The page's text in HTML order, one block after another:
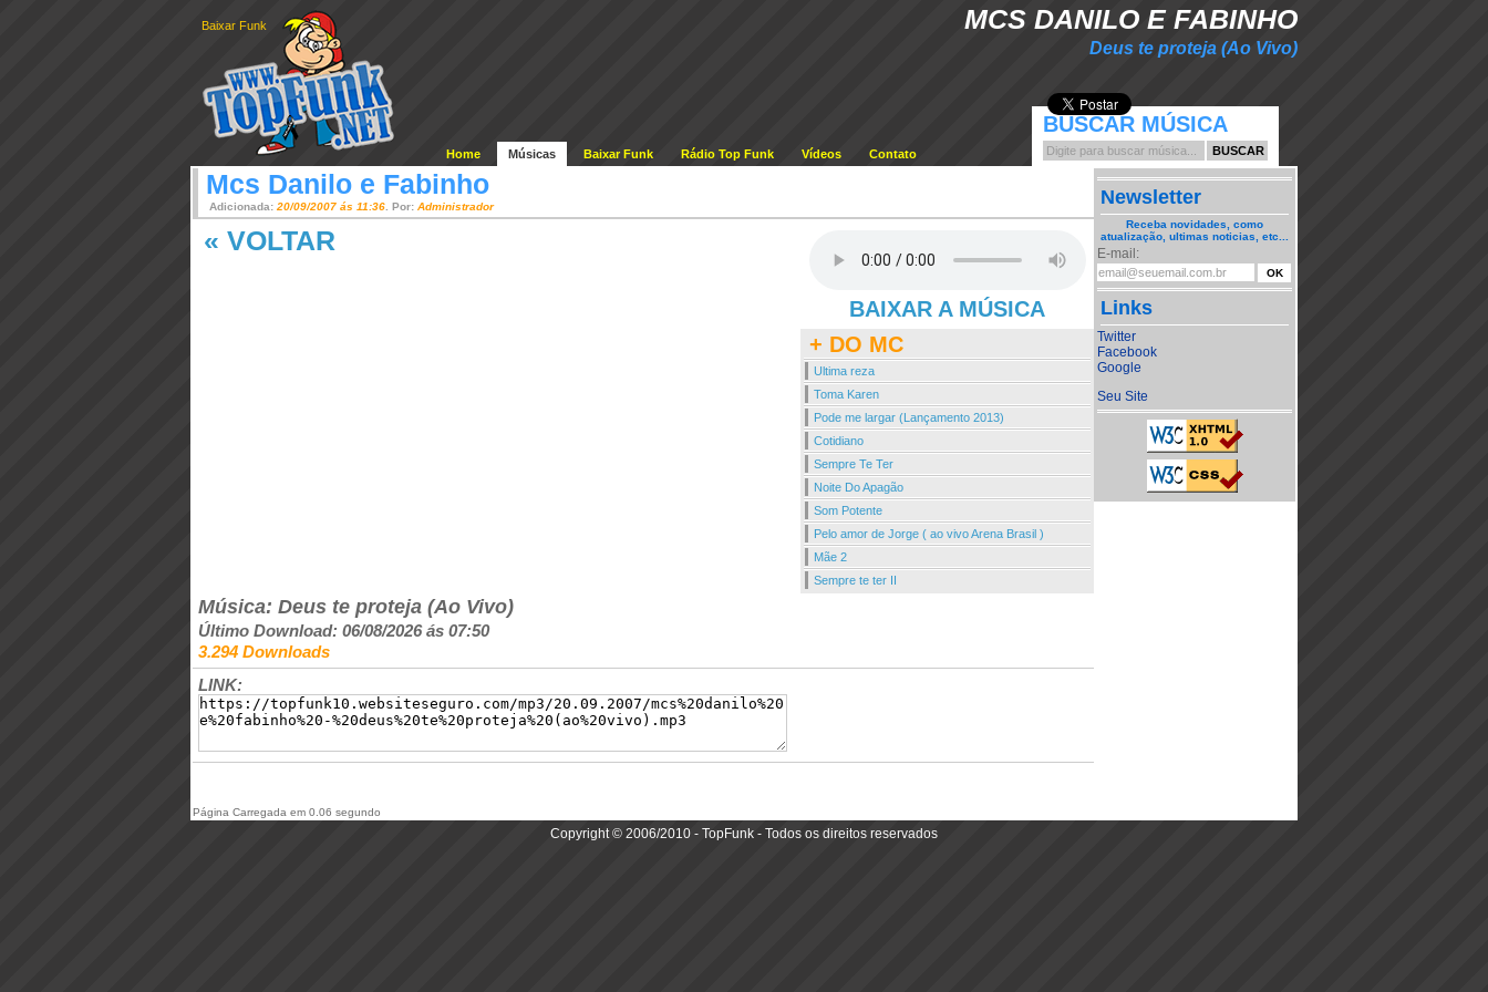
MCS DANILO E FABINHO
Deus te proteja (Ao Vivo)
Baixar Funk
Home Músicas Baixar Funk Rádio Top Funk Vídeos Contato
BUSCAR MÚSICA
Mcs Danilo e Fabinho
Adicionada: 20/09/2007 ás 11:36 . Por: Administrador
BAIXAR A MÚSICA
+ DO MC
Ultima reza
Toma Karen
Pode me largar (Lançamento 2013)
Cotidiano
Sempre Te Ter
Noite Do Apagão
Som Potente
Pelo amor de Jorge ( ao vivo Arena Brasil )
Mãe 2
Sempre te ter II
« VOLTAR
Música: Deus te proteja (Ao Vivo)
Último Download: 06/08/2026 ás 07:50
3.294 Downloads
LINK:
Newsletter
Receba novidades, como
atualização, ultimas noticias, etc...
E-mail:
Links
Twitter
Facebook
Google
Seu Site
Página Carregada em 0.06 segundo
Copyright © 2006/2010 - TopFunk - Todos os direitos reservados